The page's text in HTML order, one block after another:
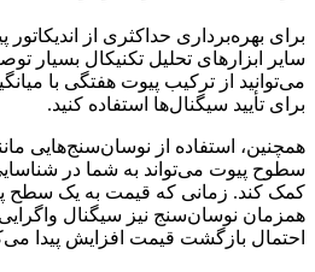
برای بهره‌برداری حداکثری از
سایر ابزارهای تحلیل تکنیکال بسیار
برای تأیید سیگنال‌ها استفاده کنید.
سطوح پیوت می‌تواند به شما در
کمک کند. زمانی که قیمت به یک سطح
همزمان نوسان‌سنج نیز سیگنال
احتمال بازگشت قیمت افزایش پیدا